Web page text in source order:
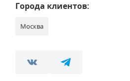
Города клиентов:
Москва